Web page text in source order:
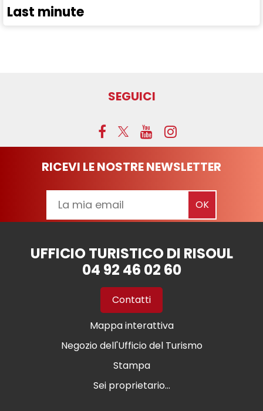
Last minute
SEGUICI
RICEVI LE NOSTRE NEWSLETTER
UFFICIO TURISTICO DI RISOUL
04 92 46 02 60
Contatti
Mappa interattiva
Negozio dell'Ufficio del Turismo
Stampa
Sei proprietario...